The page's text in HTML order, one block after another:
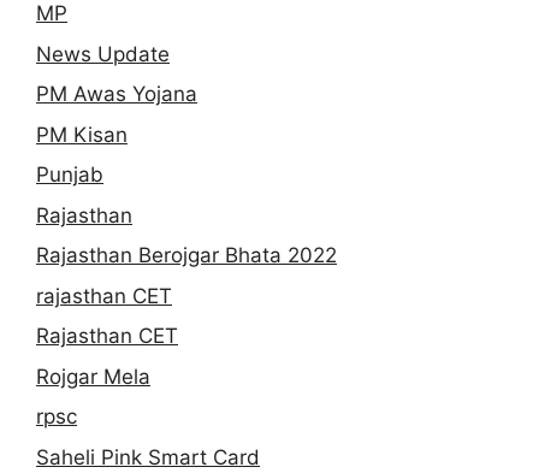
MP
News Update
PM Awas Yojana
PM Kisan
Punjab
Rajasthan
Rajasthan Berojgar Bhata 2022
rajasthan CET
Rajasthan CET
Rojgar Mela
rpsc
Saheli Pink Smart Card